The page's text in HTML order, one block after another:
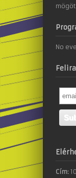
No
Cím: